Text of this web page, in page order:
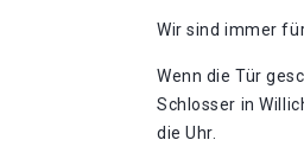
Wir sind immer
Wenn die Tür
Schlosser in
die Uhr.